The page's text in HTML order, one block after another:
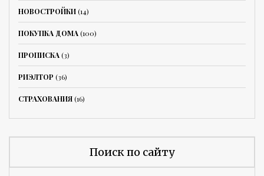
НОВОСТРОЙКИ(14)
ПОКУПКА ДОМА(100)
ПРОПИСКА(3)
РИЭЛТОР (36)
СТРАХОВАНИЯ(16)
Поиск по сайту